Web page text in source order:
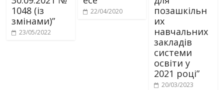
1048 (із
змінами)”
23/05/2022
22/04/2020
позашкільн
их
навчальних
закладів
системи
освіти у
2021 році”
20/03/2023